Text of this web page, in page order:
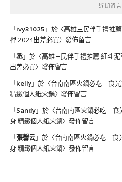
近期留言
「ivy31025 」於〈高雄三民伴手禮推
裡 2024出差必買〉發佈留言
「丞」於〈高雄三民伴手禮推薦 紅斗
出差必買〉發佈留言
「kelly」於〈台南南區火鍋必吃 – 食
精緻個人紙火鍋〉發佈留言
「Sandy」於〈台南南區火鍋必吃 – 食
身 精緻個人紙火鍋〉發佈留言
「張馨云」於〈台南南區火鍋必吃 – 食
身 精緻個人紙火鍋〉發佈留言